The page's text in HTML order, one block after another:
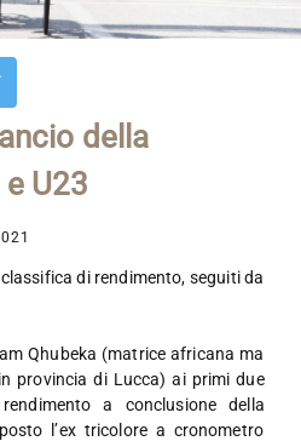
della
U23
di rendimento, seguiti da
Qhubeka (matrice africana ma
provincia di Lucca) ai primi due
a conclusione della
l’ex tricolore a cronometro